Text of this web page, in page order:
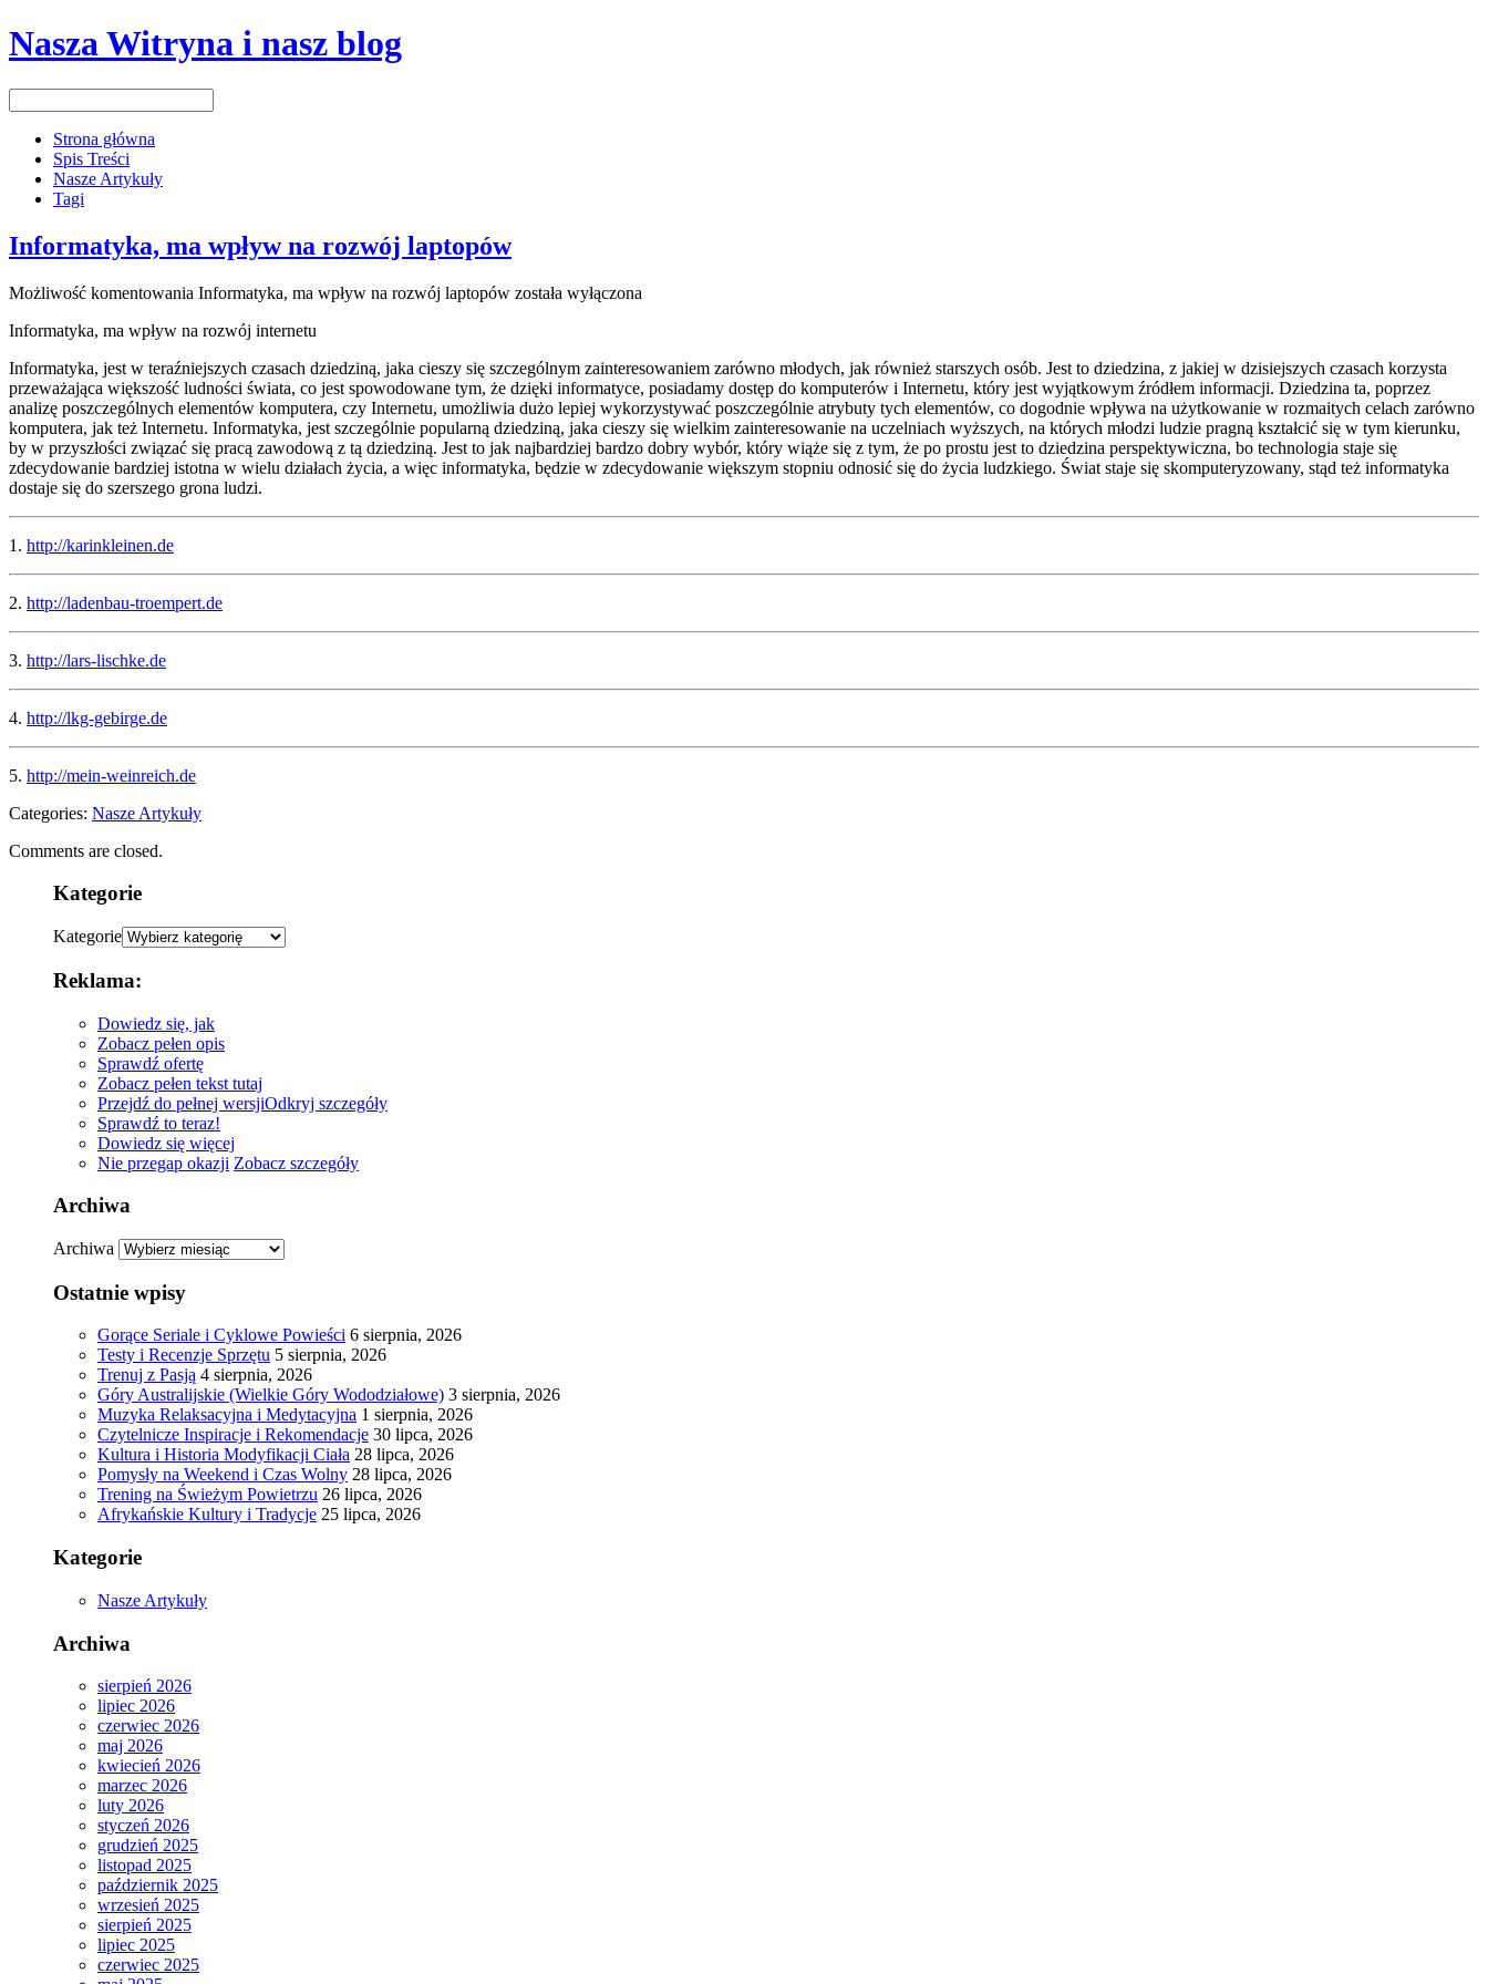
Nasza Witryna i nasz blog
Strona główna
Spis Treści
Nasze Artykuły
Tagi
Informatyka, ma wpływ na rozwój laptopów
Możliwość komentowania Informatyka, ma wpływ na rozwój laptopów została wyłączona
Informatyka, ma wpływ na rozwój internetu
Informatyka, jest w teraźniejszych czasach dziedziną, jaka cieszy się szczególnym zainteresowaniem zarówno młodych, jak również starszych osób. Jest to dziedzina, z jakiej w dzisiejszych czasach korzysta
przeważająca większość ludności świata, co jest spowodowane tym, że dzięki informatyce, posiadamy dostęp do komputerów i Internetu, który jest wyjątkowym źródłem informacji. Dziedzina ta, poprzez
analizę poszczególnych elementów komputera, czy Internetu, umożliwia dużo lepiej wykorzystywać poszczególnie atrybuty tych elementów, co dogodnie wpływa na użytkowanie w rozmaitych celach zarówno
komputera, jak też Internetu. Informatyka, jest szczególnie popularną dziedziną, jaka cieszy się wielkim zainteresowanie na uczelniach wyższych, na których młodzi ludzie pragną kształcić się w tym kierunku,
by w przyszłości związać się pracą zawodową z tą dziedziną. Jest to jak najbardziej bardzo dobry wybór, który wiąże się z tym, że po prostu jest to dziedzina perspektywiczna, bo technologia staje się
zdecydowanie bardziej istotna w wielu działach życia, a więc informatyka, będzie w zdecydowanie większym stopniu odnosić się do życia ludzkiego. Świat staje się skomputeryzowany, stąd też informatyka
dostaje się do szerszego grona ludzi.
1. http://karinkleinen.de
2. http://ladenbau-troempert.de
3. http://lars-lischke.de
4. http://lkg-gebirge.de
5. http://mein-weinreich.de
Categories: Nasze Artykuły
Comments are closed.
Kategorie
Kategorie
Reklama:
Dowiedz się, jak
Zobacz pełen opis
Sprawdź ofertę
Zobacz pełen tekst tutaj
Przejdź do pełnej wersjiOdkryj szczegóły
Sprawdź to teraz!
Dowiedz się więcej
Nie przegap okazji Zobacz szczegóły
Archiwa
Archiwa
Ostatnie wpisy
Gorące Seriale i Cyklowe Powieści 6 sierpnia, 2026
Testy i Recenzje Sprzętu 5 sierpnia, 2026
Trenuj z Pasją 4 sierpnia, 2026
Góry Australijskie (Wielkie Góry Wododziałowe) 3 sierpnia, 2026
Muzyka Relaksacyjna i Medytacyjna 1 sierpnia, 2026
Czytelnicze Inspiracje i Rekomendacje 30 lipca, 2026
Kultura i Historia Modyfikacji Ciała 28 lipca, 2026
Pomysły na Weekend i Czas Wolny 28 lipca, 2026
Trening na Świeżym Powietrzu 26 lipca, 2026
Afrykańskie Kultury i Tradycje 25 lipca, 2026
Kategorie
Nasze Artykuły
Archiwa
sierpień 2026
lipiec 2026
czerwiec 2026
maj 2026
kwiecień 2026
marzec 2026
luty 2026
styczeń 2026
grudzień 2025
listopad 2025
październik 2025
wrzesień 2025
sierpień 2025
lipiec 2025
czerwiec 2025